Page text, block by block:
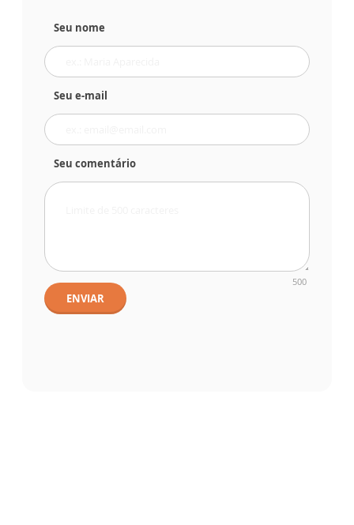
Seu nome
Seu e-mail
Seu comentário
500
ENVIAR